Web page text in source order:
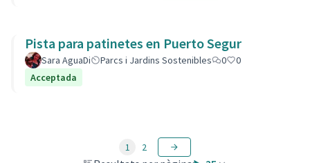
Pista para patinetes en Puerto Segur
Sara AguaDi Parcs i Jardins Sostenibles 0
0
Acceptada
1 2